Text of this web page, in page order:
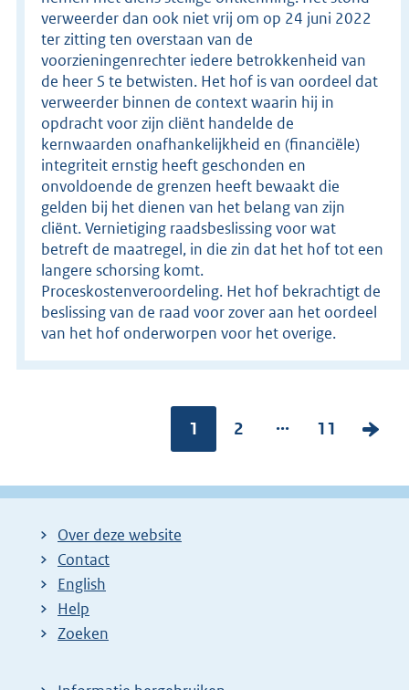
verweerder dan ook niet vrij om op 24 juni 2022
ter zitting ten overstaan van de
voorzieningenrechter iedere betrokkenheid van
de heer S te betwisten. Het hof is van oordeel dat
verweerder binnen de context waarin hij in
opdracht voor zijn cliënt handelde de
kernwaarden onafhankelijkheid en (financiële)
integriteit ernstig heeft geschonden en
onvoldoende de grenzen heeft bewaakt die
gelden bij het dienen van het belang van zijn
cliënt. Vernietiging raadsbeslissing voor wat
betreft de maatregel, in die zin dat het hof tot een
langere schorsing komt.
Proceskostenveroordeling. Het hof bekrachtigt de
beslissing van de raad voor zover aan het oordeel
van het hof onderworpen voor het overige.
Pagina:
1
P
g
2 ...
P
g
11
V
l
Over deze website
Contact
English
Help
Zoeken